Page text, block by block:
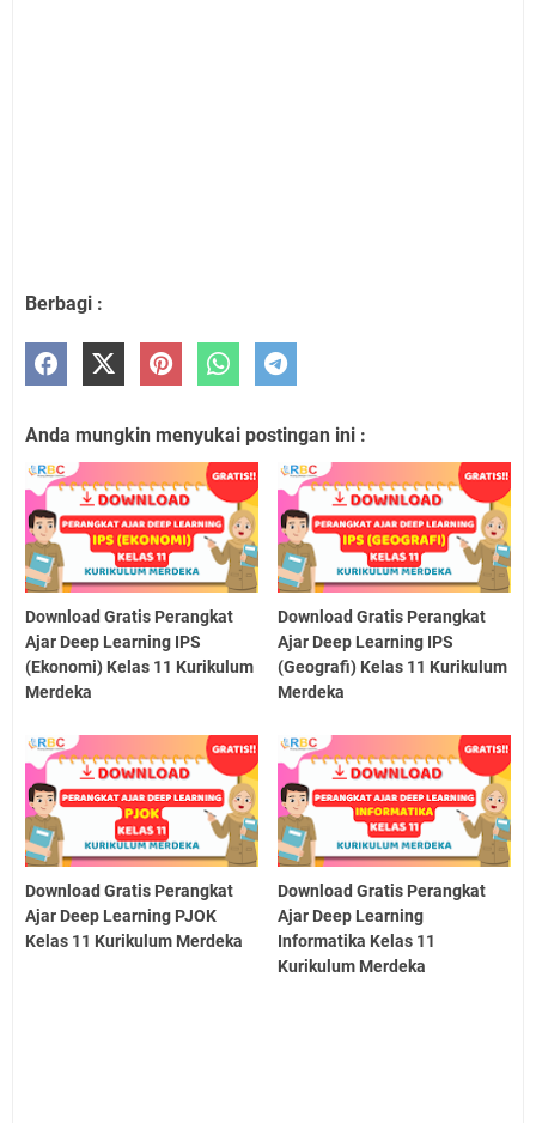
Berbagi :
Anda mungkin menyukai postingan ini :
Download Gratis Perangkat
Ajar Deep Learning IPS
(Ekonomi) Kelas 11 Kurikulum
Merdeka
Download Gratis Perangkat
Ajar Deep Learning IPS
(Geografi) Kelas 11 Kurikulum
Merdeka
Download Gratis Perangkat
Ajar Deep Learning PJOK
Kelas 11 Kurikulum Merdeka
Download Gratis Perangkat
Ajar Deep Learning
Informatika Kelas 11
Kurikulum Merdeka